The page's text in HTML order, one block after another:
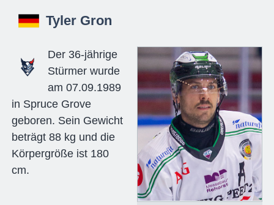
Tyler Gron
Der 36-jährige
Stürmer wurde
am 07.09.1989
in Spruce Grove
geboren. Sein Gewicht
beträgt 88 kg und die
Körpergröße ist 180
cm.